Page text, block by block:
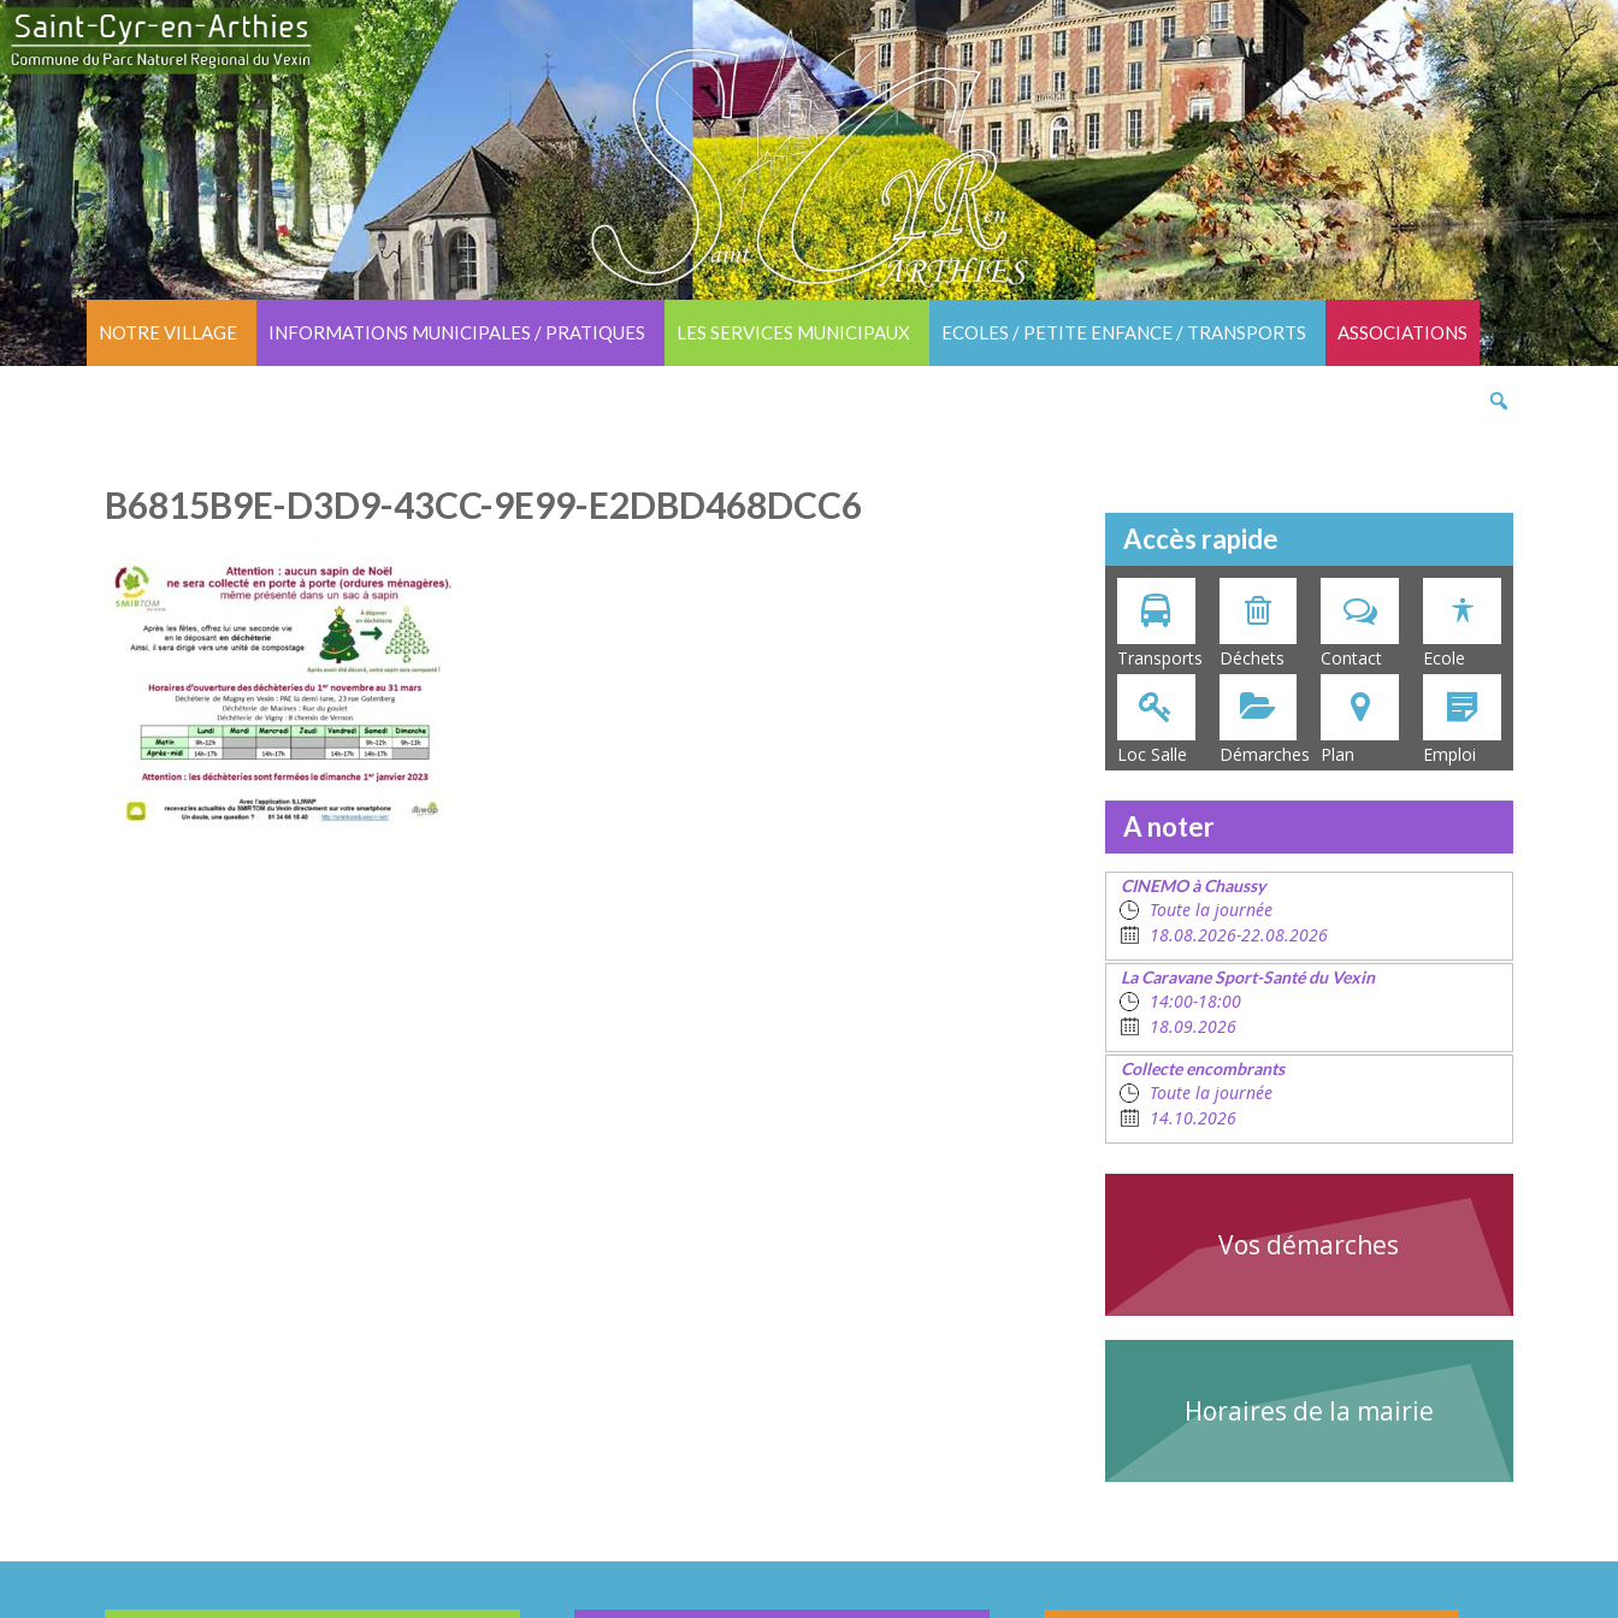
NOTRE VILLAGE INFORMATIONS MUNICIPALES / PRATIQUES LES SERVICES MUNICIPAUX ECOLES / PETITE ENFANCE / TRANSPORTS ASSOCIATIONS
B6815B9E-D3D9-43CC-9E99-E2DBD468DCC6
Accès rapide
Transports Déchets Contact Ecole
Loc Salle Démarches Plan Emploi
A noter
CINEMO à Chaussy
Toute la journée
18.08.2026-22.08.2026
La Caravane Sport-Santé du Vexin
14:00-18:00
18.09.2026
Collecte encombrants
Toute la journée
14.10.2026
Vos démarches
Horaires de la mairie